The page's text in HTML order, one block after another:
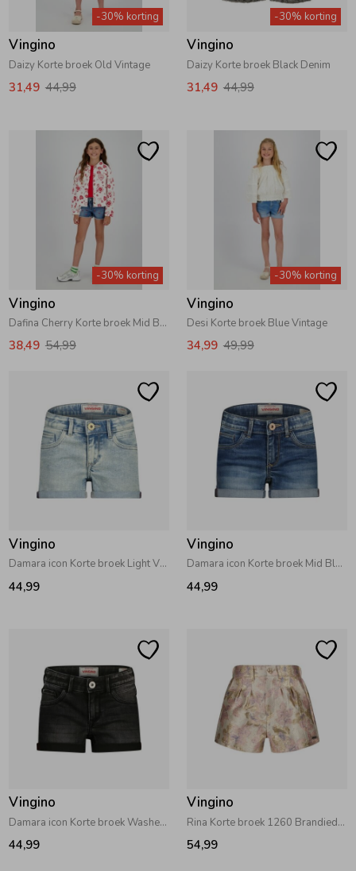
-30% korting
Vingino
Daizy Korte broek Old Vintage
31,49 44,99
-30% korting
Vingino
Daizy Korte broek Black Denim
31,49 44,99
-30% korting
Vingino
Dafina Cherry Korte broek Mid Blue Wash
38,49 54,99
-30% korting
Vingino
Desi Korte broek Blue Vintage
34,99 49,99
Vingino
Damara icon Korte broek Light Vintage
44,99
Vingino
Damara icon Korte broek Mid Blue Wash
44,99
Vingino
Damara icon Korte broek Washed black
44,99
Vingino
Rina Korte broek 1260 Brandied Apricot
54,99